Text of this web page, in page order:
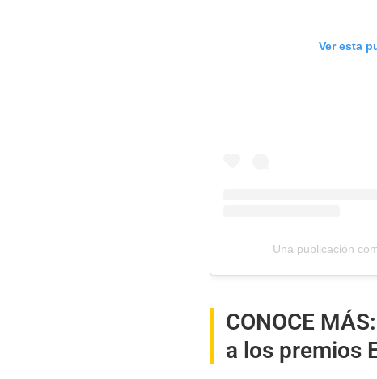
Ver esta
Una publicación
CONOCE MÁS:
a los premios